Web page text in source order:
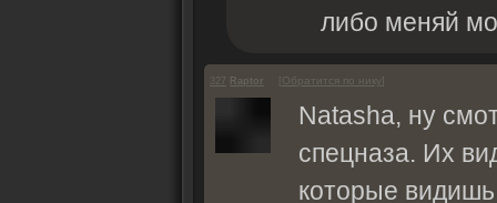
либо меняй
Raptor [Обратится по нику ]
Natasha, ну
спецназа. Их
которые видишь